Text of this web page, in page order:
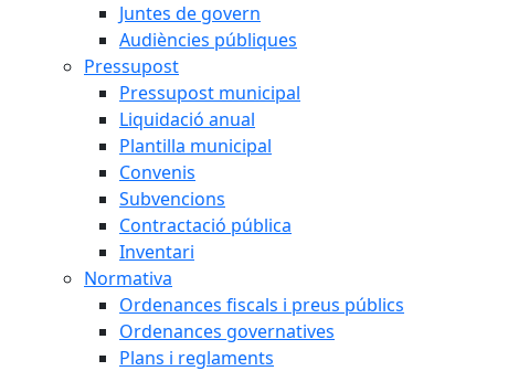
Juntes de govern
Audiències públiques
Pressupost
Pressupost municipal
Liquidació anual
Plantilla municipal
Convenis
Subvencions
Contractació pública
Inventari
Normativa
Ordenances fiscals i preus públics
Ordenances governatives
Plans i reglaments